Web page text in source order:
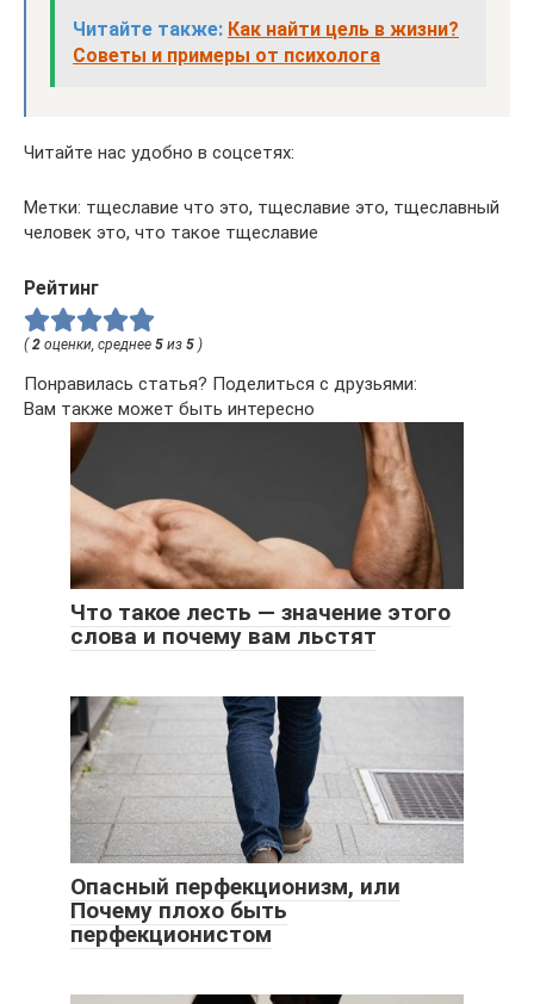
Читайте также: Как найти цель в жизни?
Советы и примеры от психолога
Читайте нас удобно в соцсетях:
Метки: тщеславие что это, тщеславие это, тщеславный
человек это, что такое тщеславие
Рейтинг
( 2 оценки, среднее 5 из 5 )
Понравилась статья? Поделиться с друзьями:
Вам также может быть интересно
Что такое лесть — значение этого
слова и почему вам льстят
Опасный перфекционизм, или
Почему плохо быть
перфекционистом